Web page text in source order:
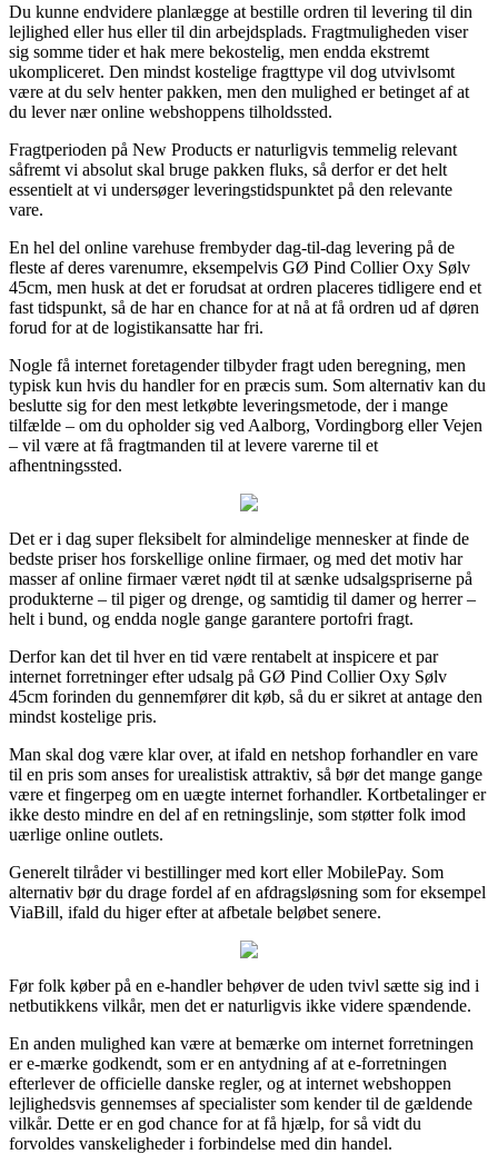
Du kunne endvidere planlægge at bestille ordren til levering til din
lejlighed eller hus eller til din arbejdsplads. Fragtmuligheden viser
sig somme tider et hak mere bekostelig, men endda ekstremt
ukompliceret. Den mindst kostelige fragttype vil dog utvivlsomt
være at du selv henter pakken, men den mulighed er betinget af at
du lever nær online webshoppens tilholdssted.
Fragtperioden på New Products er naturligvis temmelig relevant
såfremt vi absolut skal bruge pakken fluks, så derfor er det helt
essentielt at vi undersøger leveringstidspunktet på den relevante
vare.
En hel del online varehuse frembyder dag-til-dag levering på de
fleste af deres varenumre, eksempelvis GØ Pind Collier Oxy Sølv
45cm, men husk at det er forudsat at ordren placeres tidligere end et
fast tidspunkt, så de har en chance for at nå at få ordren ud af døren
forud for at de logistikansatte har fri.
Nogle få internet foretagender tilbyder fragt uden beregning, men
typisk kun hvis du handler for en præcis sum. Som alternativ kan du
beslutte sig for den mest letkøbte leveringsmetode, der i mange
tilfælde – om du opholder sig ved Aalborg, Vordingborg eller Vejen
– vil være at få fragtmanden til at levere varerne til et
afhentningssted.
Det er i dag super fleksibelt for almindelige mennesker at finde de
bedste priser hos forskellige online firmaer, og med det motiv har
masser af online firmaer været nødt til at sænke udsalgspriserne på
produkterne – til piger og drenge, og samtidig til damer og herrer –
helt i bund, og endda nogle gange garantere portofri fragt.
Derfor kan det til hver en tid være rentabelt at inspicere et par
internet forretninger efter udsalg på GØ Pind Collier Oxy Sølv
45cm forinden du gennemfører dit køb, så du er sikret at antage den
mindst kostelige pris.
Man skal dog være klar over, at ifald en netshop forhandler en vare
til en pris som anses for urealistisk attraktiv, så bør det mange gange
være et fingerpeg om en uægte internet forhandler. Kortbetalinger er
ikke desto mindre en del af en retningslinje, som støtter folk imod
uærlige online outlets.
Generelt tilråder vi bestillinger med kort eller MobilePay. Som
alternativ bør du drage fordel af en afdragsløsning som for eksempel
ViaBill, ifald du higer efter at afbetale beløbet senere.
Før folk køber på en e-handler behøver de uden tvivl sætte sig ind i
netbutikkens vilkår, men det er naturligvis ikke videre spændende.
En anden mulighed kan være at bemærke om internet forretningen
er e-mærke godkendt, som er en antydning af at e-forretningen
efterlever de officielle danske regler, og at internet webshoppen
lejlighedsvis gennemses af specialister som kender til de gældende
vilkår. Dette er en god chance for at få hjælp, for så vidt du
forvoldes vanskeligheder i forbindelse med din handel.